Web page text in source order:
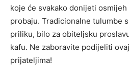
koje će svakako donijeti
probaju. Tradicionalne tulumbe
priliku, bilo za obiteljsku
kafu. Ne zaboravite podijeliti
prijateljima!